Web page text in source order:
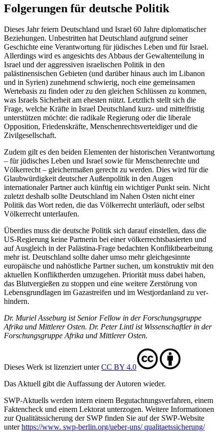
Folgerungen für deutsche Politik
Dieses Jahr feiern Deutschland und Israel 60 Jahre diplomatischer
Beziehungen. Un­bestritten hat Deutschland aufgrund seiner
Geschichte eine Verantwortung für jüdi­sches Leben und für Israel.
Allerdings wird es angesichts des Abbaus der Gewalten­teilung in
Israel und der aggressiven israeli­schen Politik in den
palästinensischen Ge­bieten (und darüber hinaus auch im Liba­non
und in Syrien) zunehmend schwierig, noch eine gemeinsamen
Wertebasis zu finden oder zu den gleichen Schlüssen zu kommen,
was Israels Sicherheit am ehesten nützt. Letztlich stellt sich die
Frage, welche Kräfte in Israel Deutschland kurz- und mit­telfristig
unterstützen möchte: die radikale Regierung oder die liberale
Opposition, Friedenskräfte, Menschenrechtsverteidiger und die
Zivilgesellschaft.
Zudem gilt es den beiden Elementen der historischen Verantwortung
– für jüdi­sches Leben und Israel sowie für Menschenrechte und
Völkerrecht – gleichermaßen gerecht zu werden. Dies wird für die
Glaub­würdigkeit deutscher Außenpolitik in den Augen
internationaler Partner auch künftig ein wichtiger Punkt sein. Nicht
zuletzt des­halb sollte Deutschland im Nahen Osten nicht einer
Politik das Wort reden, die das Völkerrecht unterläuft, oder selbst
Völker­recht unterlaufen.
Überdies muss die deutsche Politik sich darauf einstellen, dass die
US-Regierung keine Partnerin bei einer völkerrechts­basierten und
auf Ausgleich in der Paläs­tina-Frage bedachten Konfliktbearbeitung
mehr ist. Deutschland sollte daher umso mehr gleichgesinnte
europäische und nah­östliche Partner suchen, um konstruktiv mit den
aktuellen Konfliktherden umzugehen. Priorität muss dabei haben,
das Blut­vergießen zu stoppen und eine weitere Zerstörung von
Lebensgrundlagen im Gaza­streifen und im Westjordanland zu ver­
hindern.
Dr. Muriel Asseburg ist Senior Fellow in der Forschungsgruppe
Afrika und Mittlerer Osten. Dr. Peter Lintl ist Wissenschaftler in der
Forschungsgruppe Afrika und Mittlerer Osten.
Dieses Werk ist lizenziert unterCC BY 4.0
Das Aktuell gibt die Auf­fassung der Autoren wieder.
SWP-Aktuells werden intern einem Begutachtungsverfah­ren, einem
Faktencheck und einem Lektorat unterzogen. Weitere Informationen
zur Qualitätssicherung der SWP finden Sie auf der SWP-Website
unterhttps://www. swp-berlin.org/ueber-uns/ qualitaetssicherung/